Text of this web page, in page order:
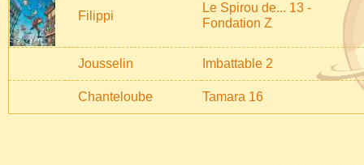
Filippi
Le Spirou de... 13 -
Fondation Z
Jousselin Imbattable 2
Chanteloube Tamara 16